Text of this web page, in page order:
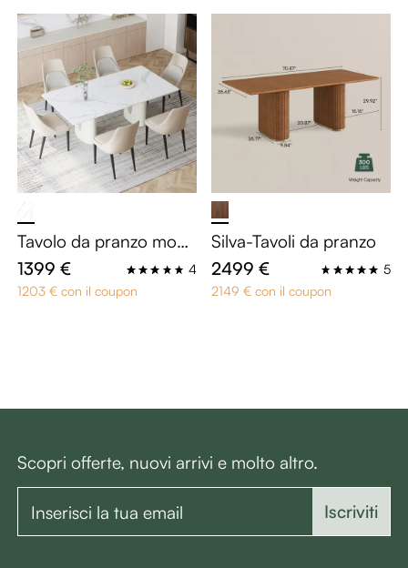
Tavolo da pranzo mode
rno color crema lucido
da 160 cm per 4 perso
1399 €
4
1203 € con il coupon
Silva-Tavoli da pranzo
2499 €
5
2149 € con il coupon
Scopri offerte, nuovi arrivi e molto altro.
Iscriviti